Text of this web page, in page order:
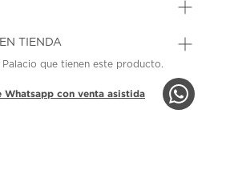
TIENDA
Palacio que tienen este producto.
Whatsapp con venta asistida